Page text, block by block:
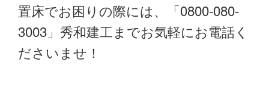
置床でお困りの際には、「0800-080-
3003」秀和建工までお気軽にお電話く
ださいませ！